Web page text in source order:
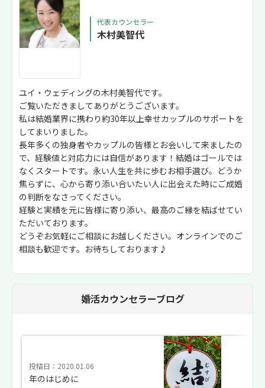
代表カウンセラー
木村美智代
ユイ・ウェディングの木村美智代です。
ご覧いただきましてありがとうございます。
私は結婚業界に携わり約30年以上幸せカップルのサポートを
してまいりました。
長年多くの独身者やカップルの皆様とお会いして来ましたの
で、経験値と対応力には自信があります！結婚はゴールでは
なくスタートです。永い人生を共に歩むお相手選び。どうか
焦らずに、心から寄り添い合いたい人に出会えた時にご成婚
の判断をなさってください。
経験と実績を元に皆様に寄り添い、最高のご縁を結ばせてい
ただいております。
どうぞお気軽にご相談にお越しください。オンラインでのご
相談も歓迎です。お待ちしております♪
婚活カウンセラーブログ
投稿日：2020.01.06
年のはじめに